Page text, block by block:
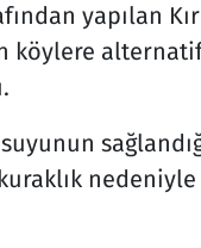
yapılan
köylere